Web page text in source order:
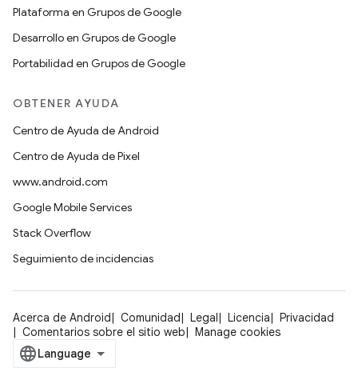
Plataforma en Grupos de Google
Desarrollo en Grupos de Google
Portabilidad en Grupos de Google
OBTENER AYUDA
Centro de Ayuda de Android
Centro de Ayuda de Pixel
www.android.com
Google Mobile Services
Stack Overflow
Seguimiento de incidencias
Acerca de Android Comunidad Legal Licencia
Privacidad
Comentarios sobre el sitio web
Manage cookies